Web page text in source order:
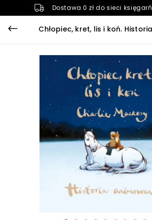
Dostawa 0 zł do sieci księgarń